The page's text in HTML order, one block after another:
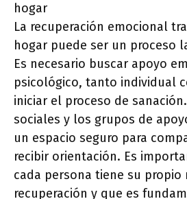
hogar
La recuperación emocional
hogar puede ser un proceso
Es necesario buscar apoyo
psicológico, tanto individual
iniciar el proceso de
sociales y los grupos de
un espacio seguro para
recibir orientación. Es
cada persona tiene su propio
recuperación y que es